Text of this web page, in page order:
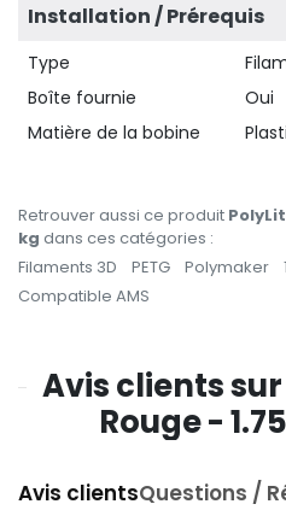
Installation / Prérequis
Type
Boîte fournie
Oui
Matière de la bobine
Retrouver aussi ce produit
kg dans ces catégories :
Filaments 3D
PETG Polymaker
Compatible AMS
Avis clients sur
Rouge -
Avis clientsQuestions /